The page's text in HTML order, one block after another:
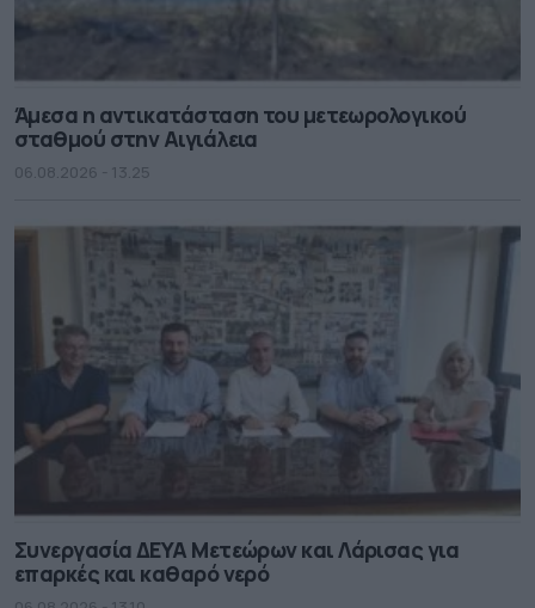
Άμεσα η αντικατάσταση του μετεωρολογικού
σταθμού στην Αιγιάλεια
06.08.2026 - 13.25
Συνεργασία ΔΕΥΑ Μετεώρων και Λάρισας για
επαρκές και καθαρό νερό